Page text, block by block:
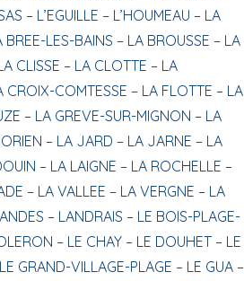
– L’EGUILLE – L’HOUMEAU – LA
BREE-LES-BAINS – LA BROUSSE – LA
CLISSE – LA CLOTTE – LA
CROIX-COMTESSE – LA FLOTTE – LA
– LA GREVE-SUR-MIGNON – LA
– LA JARD – LA JARNE – LA
– LA LAIGNE – LA ROCHELLE –
– LA VALLEE – LA VERGNE – LA
– LANDRAIS – LE BOIS-PLAGE-
– LE CHAY – LE DOUHET – LE
LE GRAND-VILLAGE-PLAGE – LE GUA –